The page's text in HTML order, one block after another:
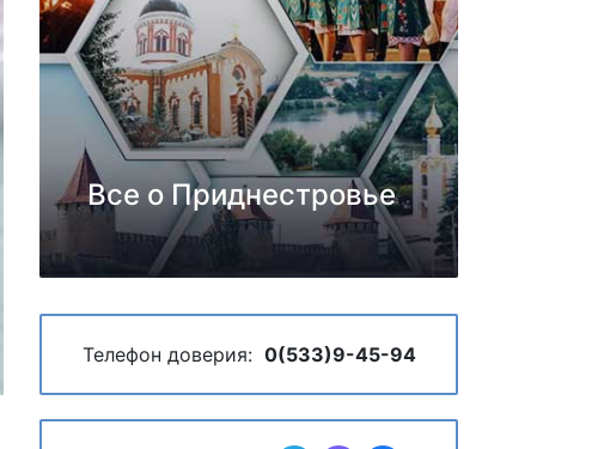
Все о Приднестровье
Телефон доверия: 0(533)9-45-94